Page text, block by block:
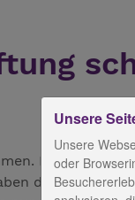
Die
die
Unsere
Unsere
oder